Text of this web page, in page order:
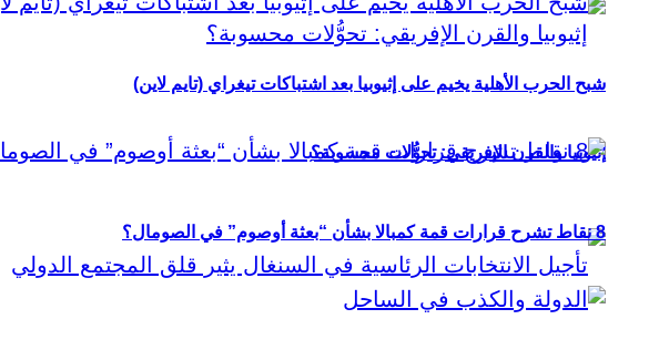
إثيوبيا والقرن الإفريقي: تحوُّلات محسوبة؟
شبح الحرب الأهلية يخيم على إثيوبيا بعد اشتباكات تيغراي (تايم لاين)
8 نقاط تشرح قرارات قمة كمبالا بشأن “بعثة أوصوم” في الصومال؟